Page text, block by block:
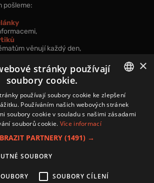
pošleme:
věnují každý den,
znalostí.
vyjadřujete svůj souhlas spodmínkami
údajů.
cookies
CZECH
×
stránky používají
soubory cookie.
používají soubory cookie ke zlepšení
Používáním našich webových stránek
soubory cookie v souladu s našimi zásadami
souborů cookie. Více informací
PARTNERY (1491) →
SOUBORY
SOUBORY CÍLENÍ